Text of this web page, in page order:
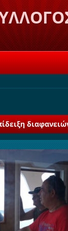
"Η